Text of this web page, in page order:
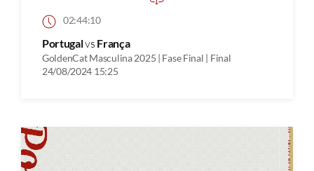
02:44:10
Portugalvs França
GoldenCat Masculina 2025 | Fase Final | Final
24/08/2024 15:25